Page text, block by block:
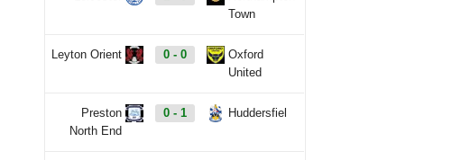
Town
Leyton Orient 0 - 0
Oxford
United
Preston
North End
0 - 1 Huddersfiel